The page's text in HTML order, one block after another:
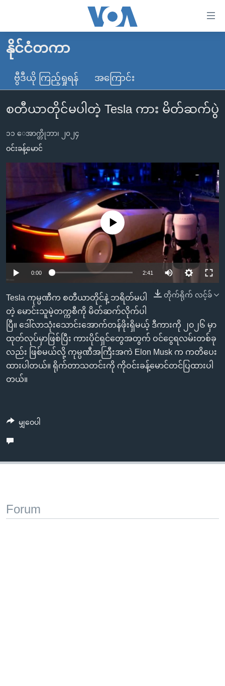
လွယ်ကူ
စေ
သည့်
များ
ပင်မ
အကြောင်းအရာ
ရန်
ပင်မ
ကျော်
ကြည့်
ရန်
ရှာဖွေ
ရန်
နေရာ
သို့
ကျော်
မူလစာမျက်နှာ
မြန်မာ
ကမ္ဘာ့သတင်းများ
နိုင်ငံတကာ
တရုတ်
အစ္စရေး-ပါလက်စတိုင်း
ဗွီဒီယို
ရပ်ဝန်းတခု လမ်းတခု အလွန်
အင်္ဂလိပ်စာလေ့လာမယ်
မကြေးမုံရဲ့ အင်္ဂလိပ်စာ
ရုပ်ရှင်ထဲက အင်္ဂလိပ်စာ
သုတပဒေသာ အင်္ဂလိပ်စာ
အပတ်စဉ်ကဏ္ဍများ
ရေဒီယို
တီဗွီ
ရေဒီယိုနှင့်ရုပ်သံ အချက်အလက်များ
ရေဒီယို/တီဗွီအစီအစဉ်
Learning English
ဗွီအိုအေ လူမှုကွန်ယက်များ
ဘာသာစကားများ
နိုင်ငံတကာ
ဗွီဒီယို ကြည့်ရှုရန် အကြောင်း
စတီယာတိုင်မပါတဲ့ Tesla ကား မိတ်ဆက်ပွဲ
၁၁ ေအာက္တိုဘာ၊ ၂၀၂၄
ဝင်းခန့်မောင်
No media source currently available
0:00 2:41
တိုက်ရိုက် လင့်ခ်
Tesla ကုမ္ပဏီက စတီယာတိုင်နဲ့ ဘရိတ်မပါ
တဲ့ မောင်းသူမဲ့တက္ကစီကို မိတ်ဆက်လိုက်ပါ
ပြီ။ ဒေါ်လာသုံးသောင်းအောက်တန်ဖိုးရှိမယ့် ဒီကားကို ၂၀၂၆ မှာ
ထုတ်လုပ်မှာဖြစ်ပြီး ကားပိုင်ရှင်တွေအတွက် ဝင်ငွေရလမ်းတစ်ခု
လည်း ဖြစ်မယ်လို့ ကုမ္ပဏီအကြီးအကဲ Elon Musk က ကတိပေး
ထားပါတယ်။ ရိုက်တာသတင်းကို ကိုဝင်းခန့်မောင်တင်ပြထားပါ
တယ်။
မျှဝေပါ
Forum